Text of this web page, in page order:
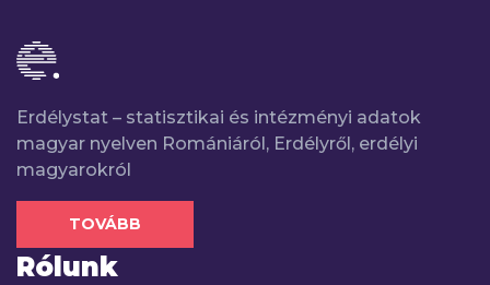
Erdélystat – statisztikai és intézményi adatok
magyar nyelven Romániáról, Erdélyről, erdélyi
magyarokról
TOVÁBB
Rólunk